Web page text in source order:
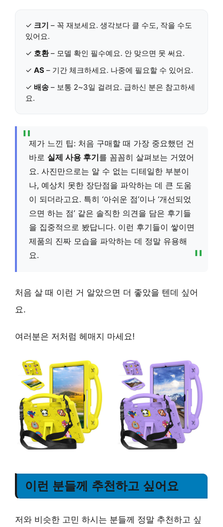
✓ 크기 – 꼭 재보세요. 생각보다 클 수도, 작을 수도
있어요.
✓ 호환– 모델 확인 필수예요. 안 맞으면 못 써요.
✓ AS – 기간 체크하세요. 나중에 필요할 수 있어요.
✓ 배송 – 보통 2~3일 걸려요. 급하신 분은 참고하세
요.
제가 느낀 팁: 처음 구매할 때 가장 중요했던 건
바로 실제 사용 후기를 꼼꼼히 살펴보는 거였어
요. 사진만으로는 알 수 없는 디테일한 부분이
나, 예상치 못한 장단점을 파악하는 데 큰 도움
이 되더라고요. 특히 ‘아쉬운 점’이나 ‘개선되었
으면 하는 점’ 같은 솔직한 의견을 담은 후기들
을 집중적으로 봤답니다. 이런 후기들이 쌓이면
제품의 진짜 모습을 파악하는 데 정말 유용해
요.
처음 살 때 이런 거 알았으면 더 좋았을 텐데 싶어
요.
여러분은 저처럼 헤매지 마세요!
이런 분들께 추천하고 싶어요
저와 비슷한 고민 하시는 분들께 정말 추천하고 싶